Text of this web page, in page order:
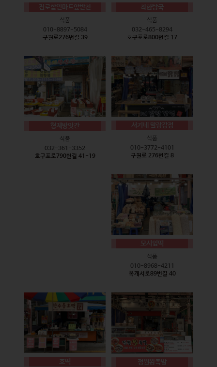
진로할인마트앞반찬
식품
010-8897-5084
구월로276번길 39
착한탕국
식품
032-465-8294
호구포로800번길 17
형제방앗간
식품
032-361-3352
호구포로790번길 41-19
서기네 말랑강정
식품
010-3772-4101
구월로 276번길 8
모시잎떡
식품
010-8968-4211
복개서로89번길 40
호떡 정원왕족발